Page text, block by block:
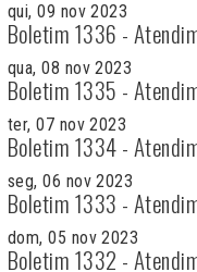
qui, 09 nov 2023
Boletim 1336 -
qua, 08 nov 2023
Boletim 1335 -
ter, 07 nov 2023
Boletim 1334 -
seg, 06 nov 2023
Boletim 1333 -
dom, 05 nov 2023
Boletim 1332 -